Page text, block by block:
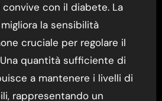
con il diabete. La
la sensibilità
cruciale per regolare il
quantità sufficiente di
a mantenere i livelli di
rappresentando un